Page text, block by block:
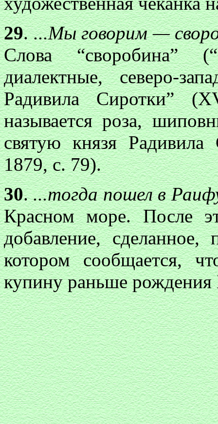
29....Мы говорим —
Слова “своробина”
диалектные, северо-
Радивила Сиротки”
называется роза,
святую князя
1879, с. 79).
30....тогда пошел в
Красном море. После
добавление,
котором сообщается,
купину раньше